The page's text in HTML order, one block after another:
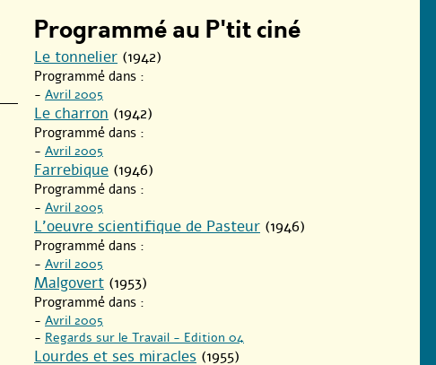
Programmé au P'tit ciné
Le tonnelier (1942)
Programmé dans :
- Avril 2005
Le charron (1942)
Programmé dans :
- Avril 2005
Farrebique (1946)
Programmé dans :
- Avril 2005
L’oeuvre scientifique de Pasteur (1946)
Programmé dans :
- Avril 2005
Malgovert (1953)
Programmé dans :
- Avril 2005
- Regards sur le Travail - Edition 04
Lourdes et ses miracles (1955)